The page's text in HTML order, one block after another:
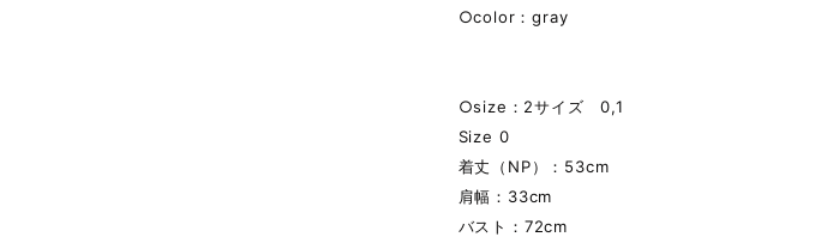
○color：gray
○size：2サイズ 0,1
Size 0
着丈（NP）：53cm
肩幅：33cm
バスト：72cm